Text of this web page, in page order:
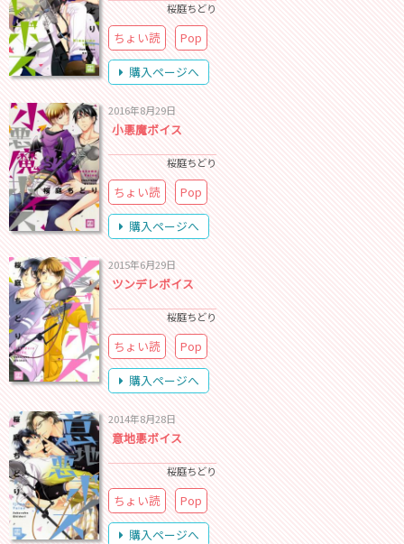
桜庭ちどり
ちょい読
Pop
購入ページへ
2016年8月29日
小悪魔ボイス
桜庭ちどり
ちょい読
Pop
購入ページへ
2015年6月29日
ツンデレボイス
桜庭ちどり
ちょい読
Pop
購入ページへ
2014年8月28日
意地悪ボイス
桜庭ちどり
ちょい読
Pop
購入ページへ